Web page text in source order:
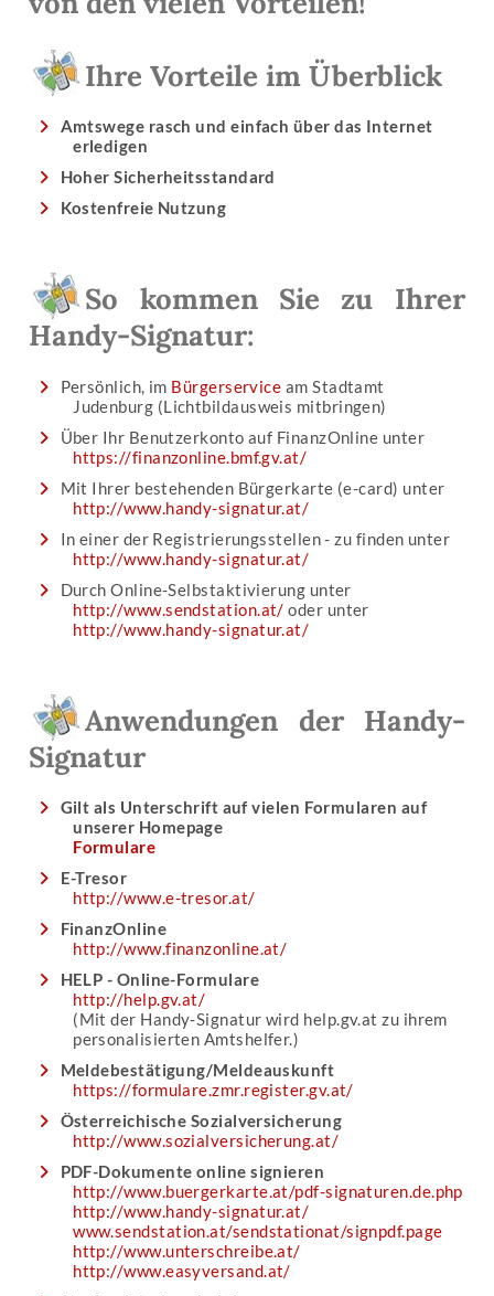
Ihre Vorteile im Überblick
Amtswege rasch und einfach über das Internet
erledigen
Hoher Sicherheitsstandard
Kostenfreie Nutzung
So kommen Sie zu Ihrer
Handy-Signatur:
Persönlich, im Bürgerservice am Stadtamt
Judenburg (Lichtbildausweis mitbringen)
Über Ihr Benutzerkonto auf FinanzOnline unter
https://finanzonline.bmf.gv.at/
Mit Ihrer bestehenden Bürgerkarte (e-card) unter
http://www.handy-signatur.at/
In einer der Registrierungsstellen - zu finden unter
http://www.handy-signatur.at/
Durch Online-Selbstaktivierung unter
http://www.sendstation.at/ oder unter
http://www.handy-signatur.at/
Anwendungen der Handy-
Signatur
Gilt als Unterschrift auf vielen Formularen auf
unserer Homepage
Formulare
E-Tresor
http://www.e-tresor.at/
FinanzOnline
http://www.finanzonline.at/
HELP - Online-Formulare
http://help.gv.at/
(Mit der Handy-Signatur wird help.gv.at zu ihrem
personalisierten Amtshelfer.)
Meldebestätigung/Meldeauskunft
https://formulare.zmr.register.gv.at/
Österreichische Sozialversicherung
http://www.sozialversicherung.at/
PDF-Dokumente online signieren
http://www.buergerkarte.at/pdf-signaturen.de.php
http://www.handy-signatur.at/
www.sendstation.at/sendstationat/signpdf.page
http://www.unterschreibe.at/
http://www.easyversand.at/